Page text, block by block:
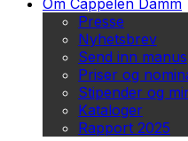
Om Cappelen Damm
Presse
Nyhetsbrev
Send inn manus
Priser og
Stipender og
Kataloger
Rapport 2025